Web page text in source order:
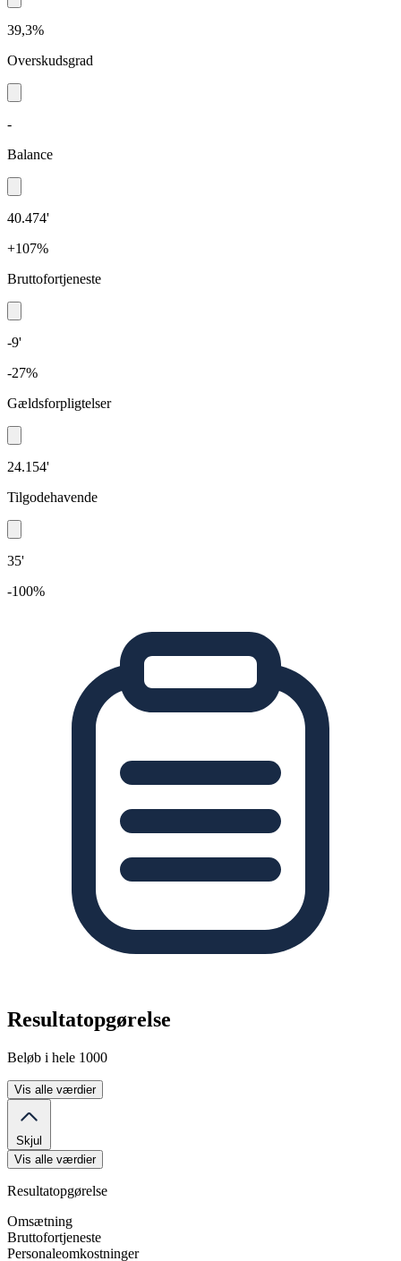
39,3%
Overskudsgrad
-
Balance
40.474'
+107%
Bruttofortjeneste
-9'
-27%
Gældsforpligtelser
24.154'
Tilgodehavende
35'
-100%
Resultatopgørelse
Beløb i hele 1000
Vis alle værdier
Skjul
Vis alle værdier
Resultatopgørelse
Omsætning
Bruttofortjeneste
Personaleomkostninger